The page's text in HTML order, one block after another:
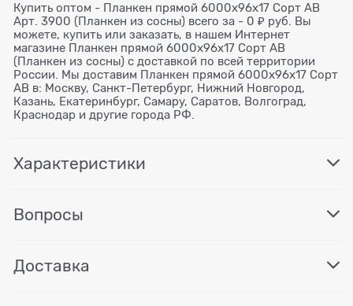
Купить оптом - Планкен прямой 6000х96х17 Сорт АВ
Арт. 3900 (Планкен из сосны) всего за - 0 ₽ руб. Вы
можете, купить или заказать, в нашем Интернет
магазине Планкен прямой 6000х96х17 Сорт АВ
(Планкен из сосны) с доставкой по всей территории
России. Мы доставим Планкен прямой 6000х96х17 Сорт
АВ в: Москву, Санкт-Петербург, Нижний Новгород,
Казань, Екатеринбург, Самару, Саратов, Волгоград,
Краснодар и другие города РФ.
Характеристики
Вопросы
Доставка